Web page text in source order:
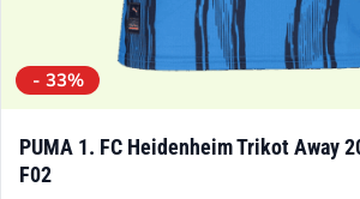
- 33%
PUMA 1. FC Heidenheim Trikot Away
F02